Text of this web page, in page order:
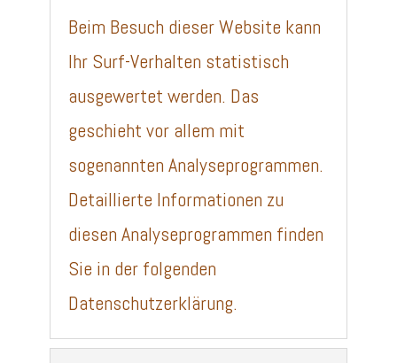
Beim Besuch dieser Website kann
Ihr Surf-Verhalten statistisch
ausgewertet werden. Das
geschieht vor allem mit
sogenannten Analyseprogrammen.
Detaillierte Informationen zu
diesen Analyseprogrammen finden
Sie in der folgenden
Datenschutzerklärung.